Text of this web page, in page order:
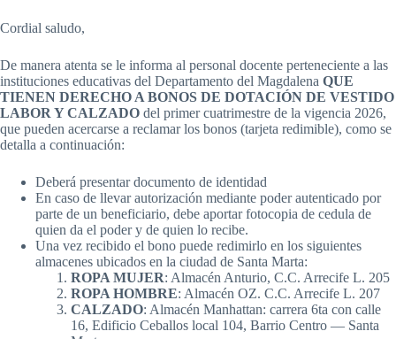
Cordial saludo,
De manera atenta se le informa al personal docente perteneciente a las
instituciones educativas del Departamento del Magdalena QUE
TIENEN DERECHO A BONOS DE DOTACIÓN DE VESTIDO
LABOR Y CALZADO del primer cuatrimestre de la vigencia 2026,
que pueden acercarse a reclamar los bonos (tarjeta redimible), como se
detalla a continuación:
Deberá presentar documento de identidad
En caso de llevar autorización mediante poder autenticado por
parte de un beneficiario, debe aportar fotocopia de cedula de
quien da el poder y de quien lo recibe.
Una vez recibido el bono puede redimirlo en los siguientes
almacenes ubicados en la ciudad de Santa Marta:
ROPA MUJER: Almacén Anturio, C.C. Arrecife L. 205
ROPA HOMBRE: Almacén OZ. C.C. Arrecife L. 207
CALZADO: Almacén Manhattan: carrera 6ta con calle
16, Edificio Ceballos local 104, Barrio Centro — Santa